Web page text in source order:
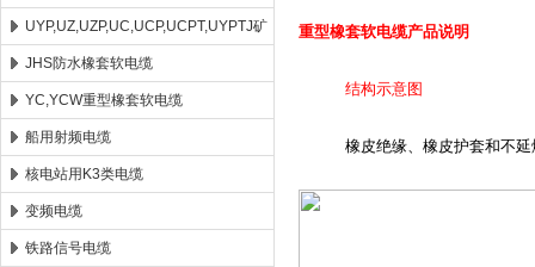
UYP,UZ,UZP,UC,UCP,UCPT,UYPTJ矿
用电缆
JHS防水橡套软电缆
YC,YCW重型橡套软电缆
船用射频电缆
核电站用K3类电缆
变频电缆
铁路信号电缆
重型橡套软电缆产品说明
结构示意图
橡皮绝缘、橡皮护套和不延